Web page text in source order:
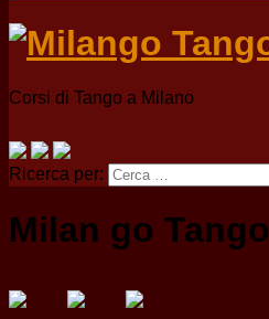
Corsi di Tango a Milano
Ricerca per:
Milan go Tango